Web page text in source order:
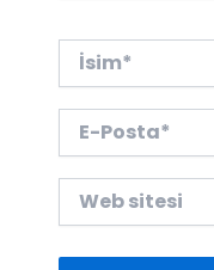
İsim*
Posta*
sitesi